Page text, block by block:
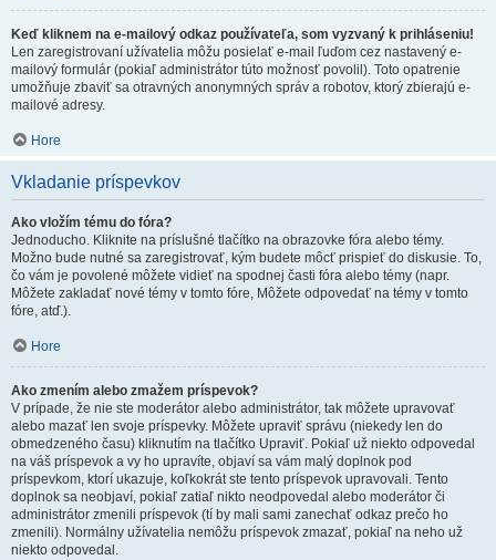
Keď kliknem na e-mailový odkaz používateľa, som vyzvaný k prihláseniu!
Len zaregistrovaní užívatelia môžu posielať e-mail ľuďom cez nastavený e-
mailový formulár (pokiaľ administrátor túto možnosť povolil). Toto opatrenie
umožňuje zbaviť sa otravných anonymných správ a robotov, ktorý zbierajú e-
mailové adresy.
Hore
Vkladanie príspevkov
Ako vložím tému do fóra?
Jednoducho. Kliknite na príslušné tlačítko na obrazovke fóra alebo témy.
Možno bude nutné sa zaregistrovať, kým budete môcť prispieť do diskusie. To,
čo vám je povolené môžete vidieť na spodnej časti fóra alebo témy (napr.
Môžete zakladať nové témy v tomto fóre, Môžete odpovedať na témy v tomto
fóre, atď.).
Hore
Ako zmením alebo zmažem príspevok?
V prípade, že nie ste moderátor alebo administrátor, tak môžete upravovať
alebo mazať len svoje príspevky. Môžete upraviť správu (niekedy len do
obmedzeného času) kliknutím na tlačítko Upraviť. Pokiaľ už niekto odpovedal
na váš príspevok a vy ho upravíte, objaví sa vám malý doplnok pod
príspevkom, ktorí ukazuje, koľkokrát ste tento príspevok upravovali. Tento
doplnok sa neobjaví, pokiaľ zatiaľ nikto neodpovedal alebo moderátor či
administrátor zmenili príspevok (tí by mali sami zanechať odkaz prečo ho
zmenili). Normálny užívatelia nemôžu príspevok zmazať, pokiaľ na neho už
niekto odpovedal.